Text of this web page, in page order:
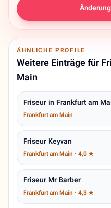
ÄHNLICHE PROFILE
Weitere Einträge für
Main
Friseur in Frankfurt am
Frankfurt am Main
Friseur Keyvan
Frankfurt am Main · 4,0 ★
Friseur Mr Barber
Frankfurt am Main · 4,3 ★